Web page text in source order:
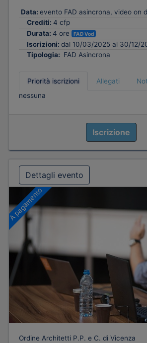
Data: evento FAD asincrona, video on
Crediti: 4 cfp
Durata: 4 ore FAD Vod
Iscrizioni: dal 10/03/2025 al 30/12/
Tipologia: FAD Asincrona
Priorità iscrizioni Allegati
nessuna
Iscrizione
Dettagli evento
A pagamento
Ordine Architetti P.P. e C. di Vicenza